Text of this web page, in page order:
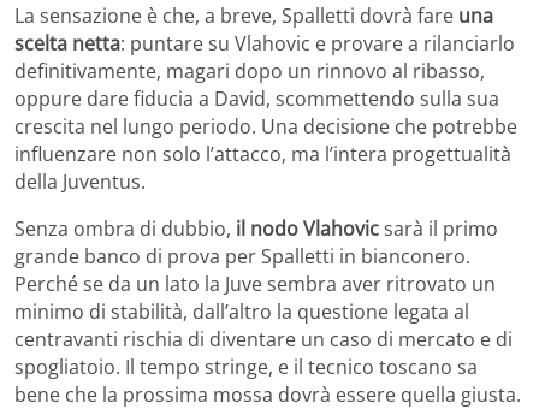
La sensazione è che, a breve, Spalletti dovrà fare una
scelta netta: puntare su Vlahovic e provare a rilanciarlo
definitivamente, magari dopo un rinnovo al ribasso,
oppure dare fiducia a David, scommettendo sulla sua
crescita nel lungo periodo. Una decisione che potrebbe
influenzare non solo l’attacco, ma l’intera progettualità
della Juventus.
Senza ombra di dubbio, il nodo Vlahovicsarà il primo
grande banco di prova per Spalletti in bianconero.
Perché se da un lato la Juve sembra aver ritrovato un
minimo di stabilità, dall’altro la questione legata al
centravanti rischia di diventare un caso di mercato e di
spogliatoio. Il tempo stringe, e il tecnico toscano sa
bene che la prossima mossa dovrà essere quella giusta.